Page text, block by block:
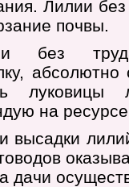
Лилии
почвы.
без
абсолютно
на
высадки
дачи